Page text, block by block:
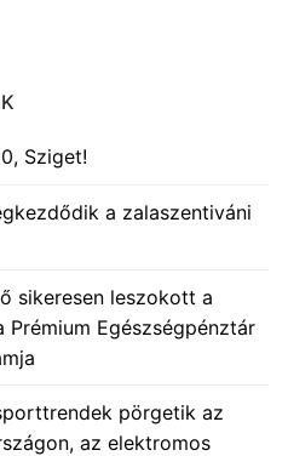
Sziget!
a zalaszentiváni
sikeresen leszokott a
Egészségpénztár
pörgetik az
az elektromos